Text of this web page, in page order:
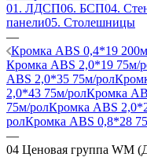
01. ЛДСП06. БСП04.
панели05. Столешницы
—
Кромка ABS 0,4*19
Кромка ABS 2,0*19 75м/
ABS 2,0*35 75м/рол
2,0*43 75м/ролКромка
75м/ролКромка ABS
ролКромка ABS 0,8*28
—
04 Ценовая группа WM